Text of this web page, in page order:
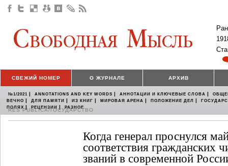
СВЕЖИЙ НОМЕР О ЖУРНАЛЕ АРХИВ
№1/2021 | ANNOTATIONS AND KEY WORDS | АННОТАЦИИ И КЛЮЧЕВЫЕ СЛОВА |
ВЕЧНО | ДЛЯ ПАМЯТИ | ИЗ КНИГ | МИРОВАЯ АРЕНА | ПОЛОЖЕНИЕ ДЕЛ |
ПОЛЯХ | РЕЦЕНЗИИ | РАЗНОЕ
RES PUBLICA/ГОСУДАРСТВО
Когда генерал проснулся
соответствия гражданских
званий в современной